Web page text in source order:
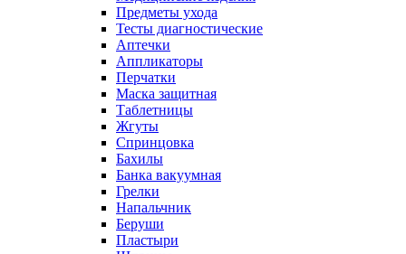
Предметы ухода
Тесты диагностические
Аптечки
Аппликаторы
Перчатки
Маска защитная
Таблетницы
Жгуты
Спринцовка
Бахилы
Банка вакуумная
Грелки
Напальчник
Беруши
Пластыри